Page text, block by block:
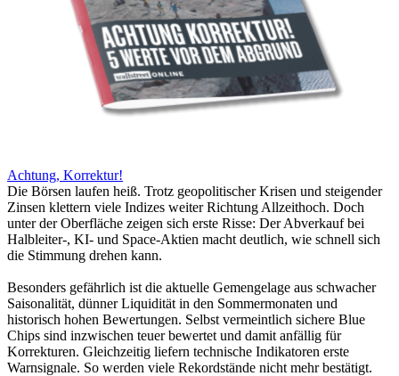
Achtung, Korrektur!
Die Börsen laufen heiß. Trotz geopolitischer Krisen und steigender
Zinsen klettern viele Indizes weiter Richtung Allzeithoch. Doch
unter der Oberfläche zeigen sich erste Risse: Der Abverkauf bei
Halbleiter-, KI- und Space-Aktien macht deutlich, wie schnell sich
die Stimmung drehen kann.
Besonders gefährlich ist die aktuelle Gemengelage aus schwacher
Saisonalität, dünner Liquidität in den Sommermonaten und
historisch hohen Bewertungen. Selbst vermeintlich sichere Blue
Chips sind inzwischen teuer bewertet und damit anfällig für
Korrekturen. Gleichzeitig liefern technische Indikatoren erste
Warnsignale. So werden viele Rekordstände nicht mehr bestätigt.